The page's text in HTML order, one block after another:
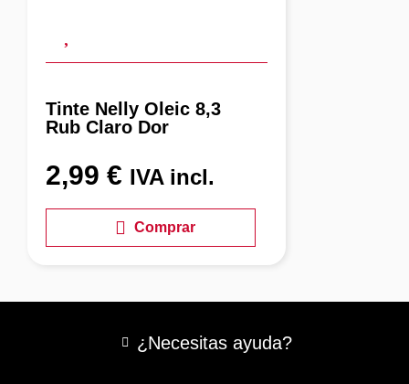
Tinte Nelly Oleic 8,3
Rub Claro Dor
2,99 € IVA incl.
Comprar
¿Necesitas ayuda?